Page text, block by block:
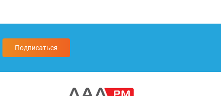
Подписаться